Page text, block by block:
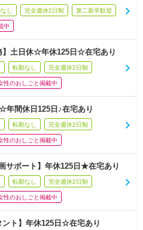
し 完全週休2日制 第二新卒歓迎
中
】土日休☆年休125日☆在宅あり
転勤なし 完全週休2日制
性のおしごと掲載中
年間休日125日♪在宅あり
転勤なし 完全週休2日制
性のおしごと掲載中
サポート】年休125日★在宅あり
転勤なし 完全週休2日制
性のおしごと掲載中
ント】年休125日☆在宅あり